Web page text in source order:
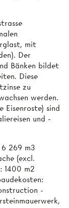
mit
Der
Bänken bildet
Diese
zu
werden.
Eisenroste) sind
und -
269 m3
(excl.
1400 m2
-